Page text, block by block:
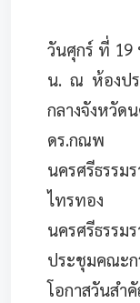
วันศุกร์ ที่ 19
น. ณ ห้องป
กลางจังหวัด
ดร.กณพ เ
นครศรีธรร
ไทรทอง เ
นครศรีธรร
ประชุมคณะก
โอกาสวันสำ